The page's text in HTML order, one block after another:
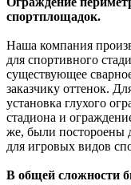
спортплощадок.
Наша компания
для спортивного
существующее
заказчику оттенок.
установка глухого
стадиона и
же, были постороены
для игровых видов
В общей сложности